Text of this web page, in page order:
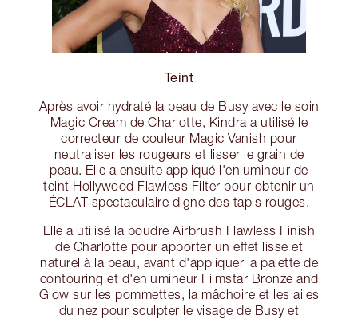
Teint
Après avoir hydraté la peau de Busy avec le soin
Magic Cream de Charlotte, Kindra a utilisé le
correcteur de couleur Magic Vanish pour
neutraliser les rougeurs et lisser le grain de
peau. Elle a ensuite appliqué l'enlumineur de
teint Hollywood Flawless Filter pour obtenir un
ÉCLAT spectaculaire digne des tapis rouges.
Elle a utilisé la poudre Airbrush Flawless Finish
de Charlotte pour apporter un effet lisse et
naturel à la peau, avant d'appliquer la palette de
contouring et d'enlumineur Filmstar Bronze and
Glow sur les pommettes, la mâchoire et les ailes
du nez pour sculpter le visage de Busy et